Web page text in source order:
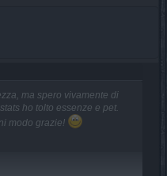
ma spero vivamente di
ho tolto essenze e pet.
modo grazie!